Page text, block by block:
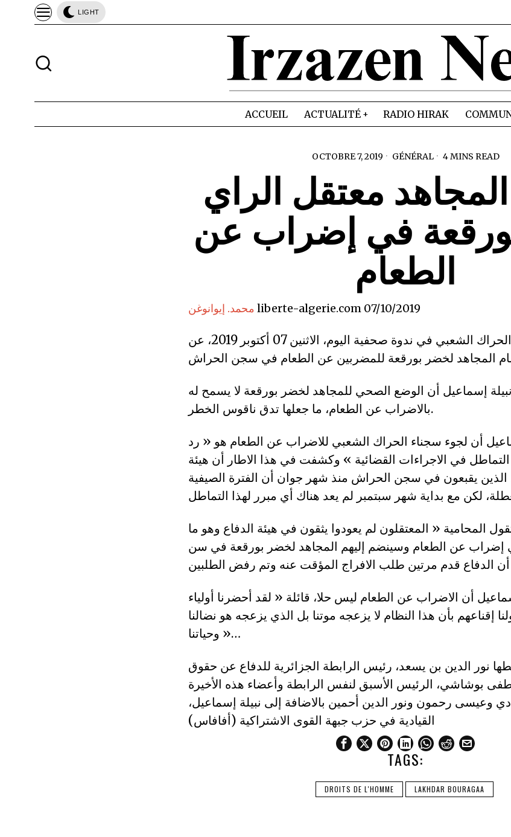
LIGHT
ACCUEIL ACTUALITÉ RADIO HIRAK
OCTOBRE 7, 2019 GÉNÉRAL 4 MINS READ
معتقل الراي
في إضراب عن
الطعام
محمد. إيوانوغن liberte-algerie.com 07/10/2019
أعلن محامو معتقلي الحراك الشعبي في ندوة صحفية اليوم، الاثنين 07 أكتوبر 2019، عن
إسماعيل أن الوضع الصحي للمجاهد لخضر بورقعة لا يسمح له
بالاضراب عن الطعام، ما جعلها تدق ناقوس الخطر.
أن لجوء سجناء الحراك الشعبي للاضراب عن الطعام هو « رد
في الاجراءات القضائية » وكشفت في هذا الاطار أن هيئة
الذين يقبعون في سجن الحراش منذ شهر جوان أن الفترة الصيفية
المحامية « المعتقلون لم يعودوا يثقون في هيئة الدفاع وهو ما
إضراب عن الطعام وسينضم إليهم المجاهد لخضر بورقعة في سن
أن الاضراب عن الطعام ليس حلا، قائلة « لقد أحضرنا أولياء
إقناعهم بأن هذا النظام لا يزعجه موتنا بل الذي يزعجه هو نضالنا
وحياتنا »…
نور الدين بن يسعد، رئيس الرابطة الجزائرية للدفاع عن حقوق
بوشاشي، الرئيس الأسبق لنفس الرابطة وأعضاء هذه الأخيرة
وعيسى رحمون ونور الدين أحمين بالاضافة إلى نبيلة إسماعيل،
القيادية في حزب جبهة القوى الاشتراكية (أفافاس)
TAGS:
DROITS DE L'HOMME LAKHDAR BOURAGAA